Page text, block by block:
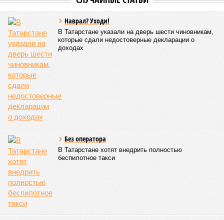
Наврал? Уходи!
В Татарстане указали на дверь шести чиновникам,
которые сдали недостоверные декларации о
доходах
Без оператора
В Татарстане хотят внедрить полностью
беспилотное такси